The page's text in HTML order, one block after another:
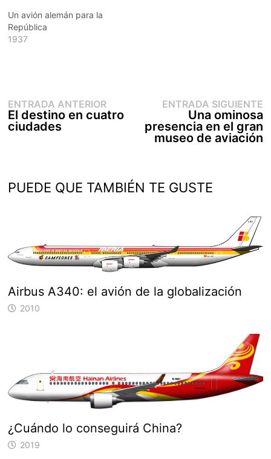
Un avión alemán para la
República
1937
Navegación
de
entradas
ENTRADA ANTERIOREntrada
anterior:
El destino en cuatro
ciudades
ENTRADA SIGUIENTE
Una ominosa
presencia en el gran
museo de aviación
PUEDE QUE TAMBIÉN TE GUSTE
Airbus A340: el avión de la globalización
2010
¿Cuándo lo conseguirá China?
2019